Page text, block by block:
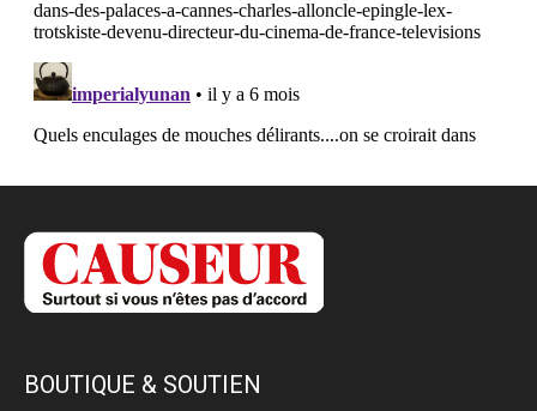
BOUTIQUE & SOUTIEN